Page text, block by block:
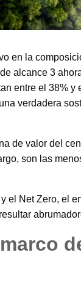
en la
alcance 3
entre el 38% y
verdadera
de valor del
son las
el Net Zero, el